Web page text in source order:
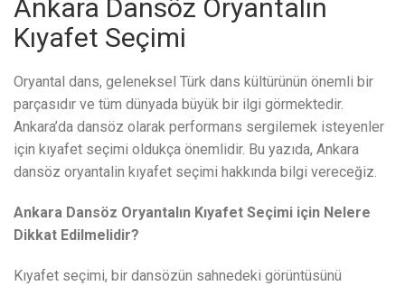
Ankara Dansöz Oryantalın
Kıyafet Seçimi
Oryantal dans, geleneksel Türk dans kültürünün önemli bir
parçasıdır ve tüm dünyada büyük bir ilgi görmektedir.
Ankara’da dansöz olarak performans sergilemek isteyenler
için kıyafet seçimi oldukça önemlidir. Bu yazıda, Ankara
dansöz oryantalin kıyafet seçimi hakkında bilgi vereceğiz.
Ankara Dansöz Oryantalın Kıyafet Seçimi için Nelere
Dikkat Edilmelidir?
Kıyafet seçimi, bir dansözün sahnedeki görüntüsünü